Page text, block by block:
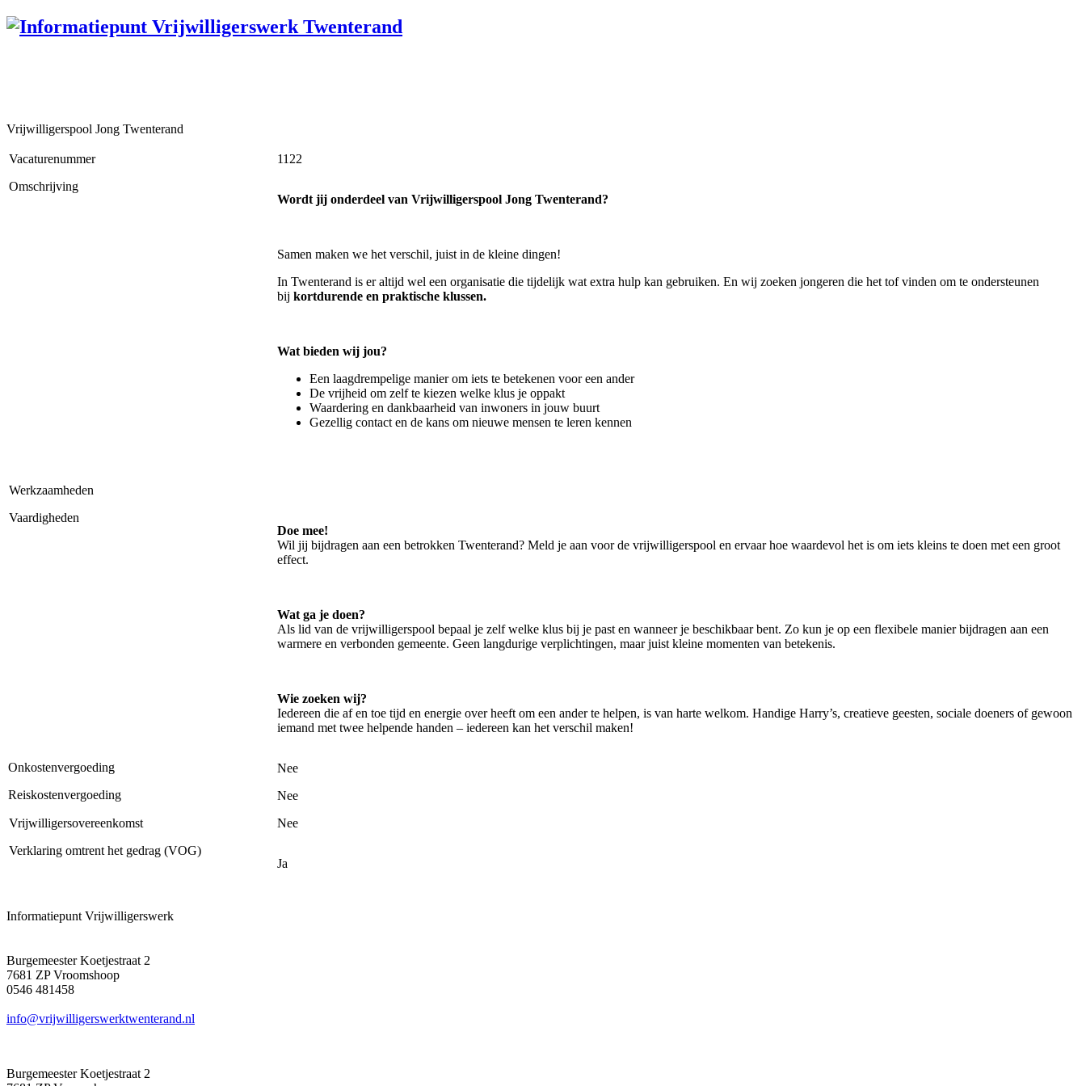
Vrijwilligerspool Jong Twenterand
Vacaturenummer
1122
Omschrijving
Wordt jij onderdeel van Vrijwilligerspool Jong Twenterand?
Samen maken we het verschil, juist in de kleine dingen!
In Twenterand is er altijd wel een organisatie die tijdelijk wat extra hulp kan gebruiken. En wij zoeken jongeren die het tof vinden om te ondersteunen
bij kortdurende en praktische klussen.
Wat bieden wij jou?
Een laagdrempelige manier om iets te betekenen voor een ander
De vrijheid om zelf te kiezen welke klus je oppakt
Waardering en dankbaarheid van inwoners in jouw buurt
Gezellig contact en de kans om nieuwe mensen te leren kennen
Werkzaamheden
Vaardigheden
Doe mee!
Wil jij bijdragen aan een betrokken Twenterand? Meld je aan voor de vrijwilligerspool en ervaar hoe waardevol het is om iets kleins te doen met een groot
effect.
Wat ga je doen?
Als lid van de vrijwilligerspool bepaal je zelf welke klus bij je past en wanneer je beschikbaar bent. Zo kun je op een flexibele manier bijdragen aan een
warmere en verbonden gemeente. Geen langdurige verplichtingen, maar juist kleine momenten van betekenis.
Wie zoeken wij?
Iedereen die af en toe tijd en energie over heeft om een ander te helpen, is van harte welkom. Handige Harry’s, creatieve geesten, sociale doeners of gewoon
iemand met twee helpende handen – iedereen kan het verschil maken!
Onkostenvergoeding
Nee
Reiskostenvergoeding
Nee
Vrijwilligersovereenkomst
Nee
Verklaring omtrent het gedrag (VOG)
Ja
Informatiepunt Vrijwilligerswerk
Burgemeester Koetjestraat 2
7681 ZP Vroomshoop
0546 481458
info@vrijwilligerswerktwenterand.nl
Burgemeester Koetjestraat 2